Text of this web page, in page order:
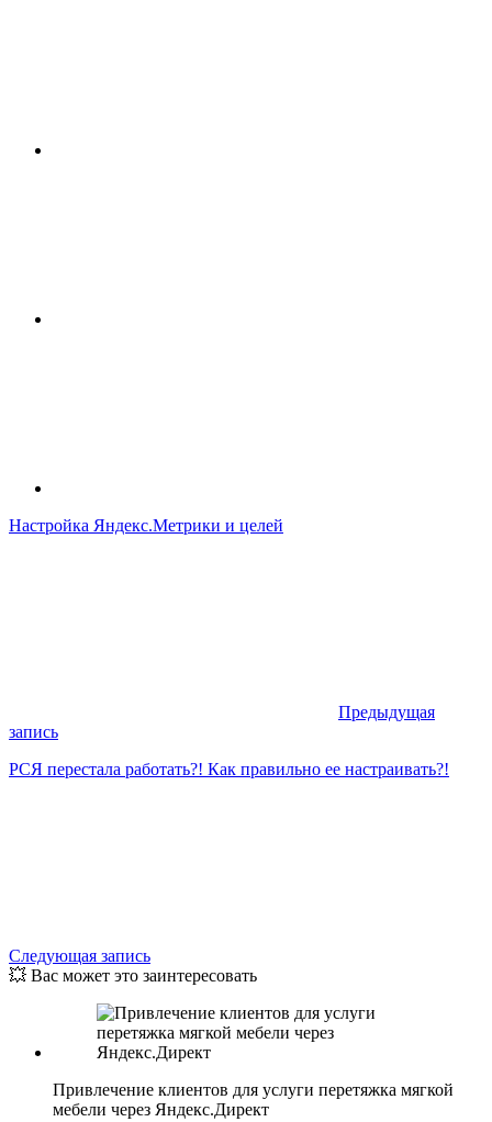
Настройка Яндекс.Метрики и целей
Предыдущая
запись
РСЯ перестала работать?! Как правильно ее настраивать?!
Следующая запись
💥 Вас может это заинтересовать
Привлечение клиентов для услуги перетяжка мягкой
мебели через Яндекс.Директ